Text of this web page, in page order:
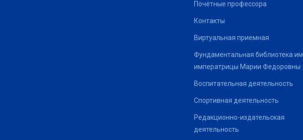
Почётные профессора
Контакты
Виртуальная приемная
Фундаментальная библиотека им.
императрицы Марии Федоровны
Воспитательная деятельность
Спортивная деятельность
Редакционно-издательская
деятельность